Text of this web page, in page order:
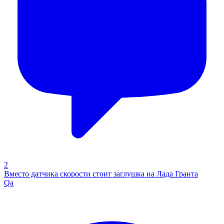
2
Вместо датчика скорости стоит заглушка на Лада Гранта
Qa